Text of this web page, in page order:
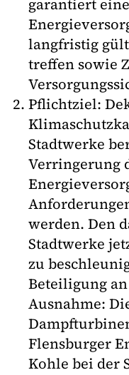
garantiert
langfristig
treffen sowie
Pflichtziel:
Stadtwerke
Verringerung
werden. Den
Stadtwerke
zu
Beteiligung
Ausnahme:
Flensburger
Kohle bei der